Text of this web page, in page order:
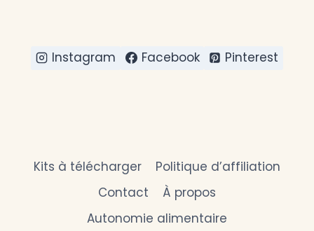
Instagram Facebook Pinterest
Kits à télécharger
Politique d’affiliation
Contact
À propos
Autonomie alimentaire